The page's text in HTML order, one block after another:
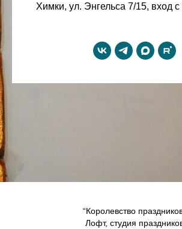
Химки, ул. Энгельса 7/15, вход
“Королевство
Лофт, студия